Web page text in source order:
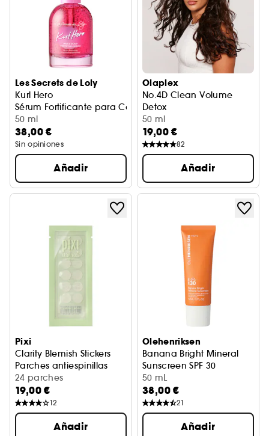
Les Secrets de Loly
Kurl Hero
Sérum Fortificante para Cabello y Cuero Cabelludo
50 ml
38,00 €
Sin opiniones
Añadir
Olaplex
No.4D Clean Volume
Detox
Champú Seco
50 ml
19,00 €
82
Añadir
Pixi
Clarity Blemish Stickers
Parches antiespinillas
24 parches
19,00 €
12
Añadir
Olehenriksen
Banana Bright Mineral
Sunscreen SPF 30
Crema solar vitamina C +
50 mL
38,00 €
21
Añadir